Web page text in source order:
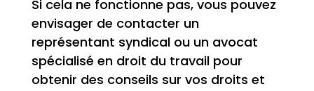
Si cela ne fonctionne pas, vous pouvez
envisager de contacter un
représentant syndical ou un avocat
spécialisé en droit du travail pour
obtenir des conseils sur vos droits et